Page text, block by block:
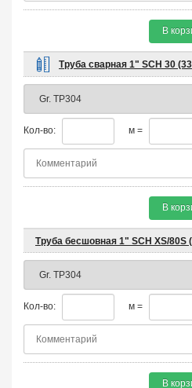
В
Труба сварная 1" SCH 30
Кол-во: м =
В
Труба бесшовная 1" SCH XS/80S
Кол-во: м =
В